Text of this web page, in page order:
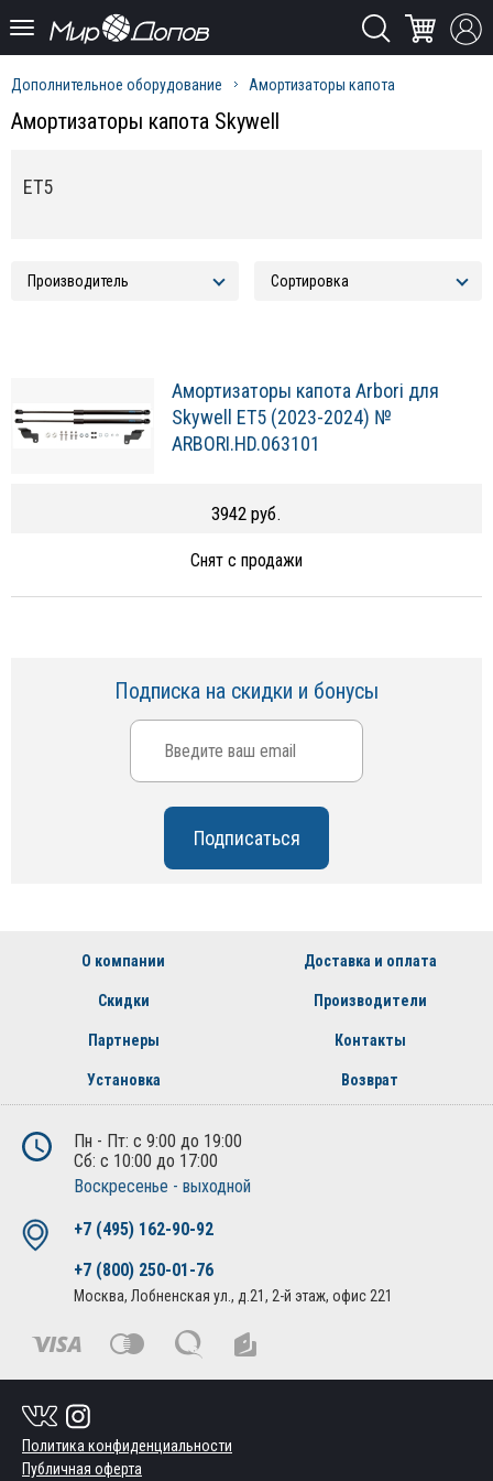
Дополнительное оборудование Амортизаторы капота
Амортизаторы капота Skywell
ET5
Амортизаторы капота Arbori для
Skywell ET5 (2023-2024) №
ARBORI.HD.063101
3942 руб.
Снят с продажи
Подписка на скидки и бонусы
О компании Доставка и оплата
Скидки Производители
Партнеры Контакты
Установка Возврат
Пн - Пт: с 9:00 до 19:00
Сб: с 10:00 до 17:00
Воскресенье - выходной
+7 (495) 162-90-92
+7 (800) 250-01-76
Москва, Лобненская ул., д.21, 2-й этаж, офис 221
Политика конфиденциальности
Публичная оферта